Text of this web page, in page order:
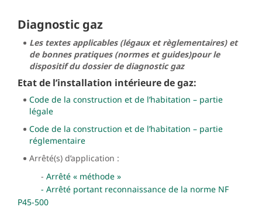
Diagnostic gaz
Les textes applicables (légaux et règlementaires) et
de bonnes pratiques (normes et guides)pour le
dispositif du dossier de diagnostic gaz
Etat de l’installation intérieure de gaz:
Code de la construction et de l’habitation – partie
légale
Code de la construction et de l’habitation – partie
réglementaire
Arrêté(s) d’application :
- Arrêté « méthode »
- Arrêté portant reconnaissance de la norme NF
P45-500